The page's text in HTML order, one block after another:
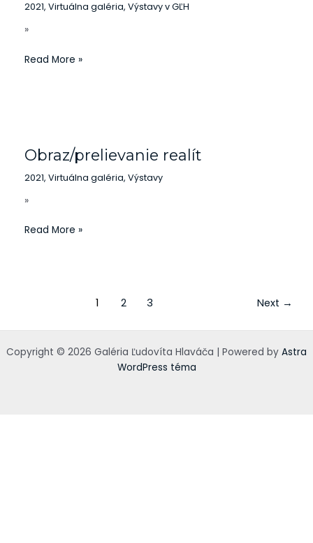
2021, Virtuálna galéria, Výstavy v GĽH
»
Read More »
Obraz/prelievanie realít
2021, Virtuálna galéria, Výstavy
»
Read More »
1 2 3 Next →
Copyright © 2026 Galéria Ľudovíta Hlaváča | Powered by Astra
WordPress téma